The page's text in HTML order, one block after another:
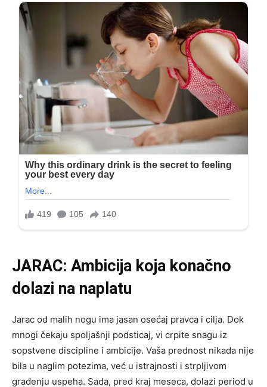
JARAC: Ambicija koja konačno
dolazi na naplatu
Jarac od malih nogu ima jasan osećaj pravca i cilja. Dok
mnogi čekaju spoljašnji podsticaj, vi crpite snagu iz
sopstvene discipline i ambicije. Vaša prednost nikada nije
bila u naglim potezima, već u istrajnosti i strpljivom
građenju uspeha. Sada, pred kraj meseca, dolazi period u